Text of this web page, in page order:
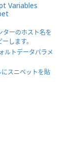
Variables
ターのホスト名を
します。
ルトデータパラメ
スニペットを貼